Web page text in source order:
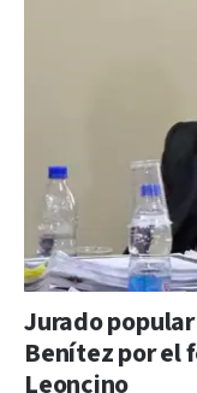
Jurado
Benítez por el
Leoncino